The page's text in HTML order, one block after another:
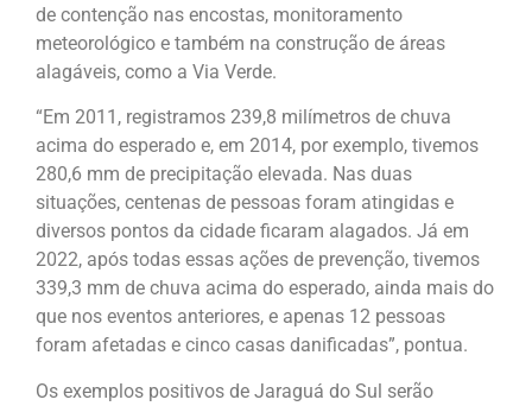
de contenção nas encostas, monitoramento
meteorológico e também na construção de áreas
alagáveis, como a Via Verde.
“Em 2011, registramos 239,8 milímetros de chuva
acima do esperado e, em 2014, por exemplo, tivemos
280,6 mm de precipitação elevada. Nas duas
situações, centenas de pessoas foram atingidas e
diversos pontos da cidade ficaram alagados. Já em
2022, após todas essas ações de prevenção, tivemos
339,3 mm de chuva acima do esperado, ainda mais do
que nos eventos anteriores, e apenas 12 pessoas
foram afetadas e cinco casas danificadas”, pontua.
Os exemplos positivos de Jaraguá do Sul serão